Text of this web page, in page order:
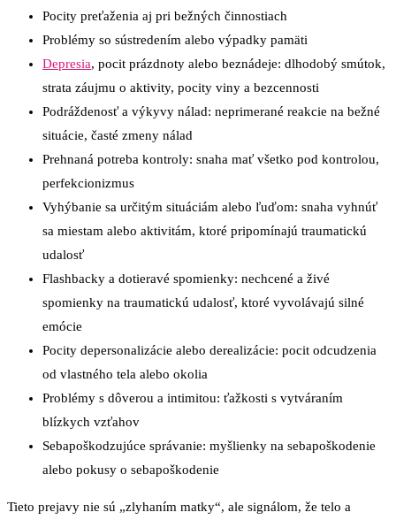
Pocity preťaženia aj pri bežných činnostiach
Problémy so sústredením alebo výpadky pamäti
Depresia, pocit prázdnoty alebo beznádeje: dlhodobý smútok,
strata záujmu o aktivity, pocity viny a bezcennosti
Podráždenosť a výkyvy nálad: neprimerané reakcie na bežné
situácie, časté zmeny nálad
Prehnaná potreba kontroly: snaha mať všetko pod kontrolou,
perfekcionizmus
Vyhýbanie sa určitým situáciám alebo ľuďom: snaha vyhnúť
sa miestam alebo aktivitám, ktoré pripomínajú traumatickú
udalosť
Flashbacky a dotieravé spomienky: nechcené a živé
spomienky na traumatickú udalosť, ktoré vyvolávajú silné
emócie
Pocity depersonalizácie alebo derealizácie: pocit odcudzenia
od vlastného tela alebo okolia
Problémy s dôverou a intimitou: ťažkosti s vytváraním
blízkych vzťahov
Sebapoškodzujúce správanie: myšlienky na sebapoškodenie
alebo pokusy o sebapoškodenie
Tieto prejavy nie sú „zlyhaním matky“, ale signálom, že telo a